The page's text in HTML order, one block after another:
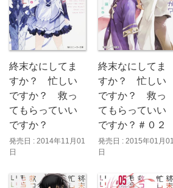
終末なにしてま
すか？ 忙しい
ですか？ 救っ
てもらっていい
ですか？
発売日 : 2014年11月01
日
終末なにしてま
すか？ 忙しい
ですか？ 救っ
てもらっていい
ですか？＃０２
発売日 : 2015年01月01
日